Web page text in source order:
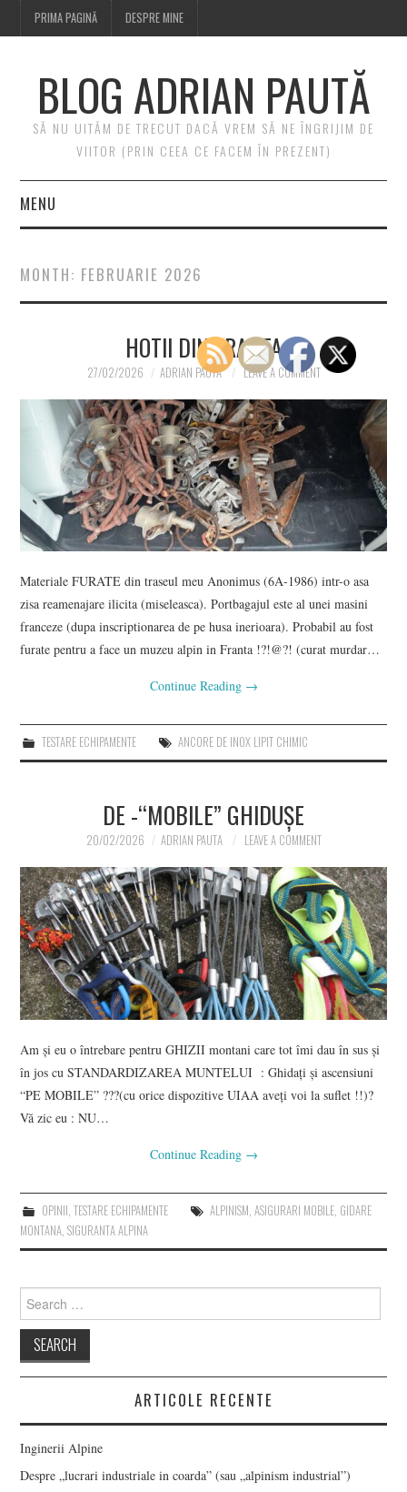
PRIMA PAGINĂ DESPRE MINE
BLOG ADRIAN PAUTĂ
SĂ NU UITĂM DE TRECUT DACĂ VREM SĂ NE ÎNGRIJIM DE
VIITOR (PRIN CEEA CE FACEM ÎN PREZENT)
MENU
DESPRE MINE
MONTH: FEBRUARIE 2026
HOTII DIN FRANTA
27/02/2026 ADRIAN PAUTA LEAVE A COMMENT
Materiale FURATE din traseul meu Anonimus (6A-1986) intr-o asa
zisa reamenajare ilicita (miseleasca). Portbagajul este al unei masini
franceze (dupa inscriptionarea de pe husa inerioara). Probabil au fost
furate pentru a face un muzeu alpin in Franta !?!@?! (curat murdar…
Continue Reading →
TESTARE ECHIPAMENTE ANCORE DE INOX LIPIT CHIMIC
DE -“MOBILE” GHIDUȘE
20/02/2026 ADRIAN PAUTA LEAVE A COMMENT
Am și eu o întrebare pentru GHIZII montani care tot îmi dau în sus și
în jos cu STANDARDIZAREA MUNTELUI : Ghidați și ascensiuni
“PE MOBILE” ???(cu orice dispozitive UIAA aveți voi la suflet !!)?
Vă zic eu : NU…
Continue Reading →
OPINII, TESTARE ECHIPAMENTE ALPINISM, ASIGURARI MOBILE, GIDARE
MONTANA,SIGURANTA ALPINA
Search
for:
ARTICOLE RECENTE
Inginerii Alpine
Despre „lucrari industriale in coarda” (sau „alpinism industrial”)